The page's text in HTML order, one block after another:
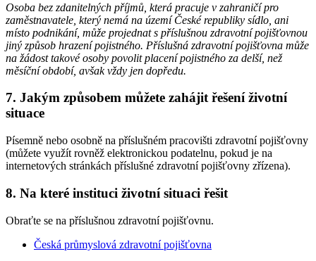
Osoba bez zdanitelných příjmů, která pracuje v zahraničí pro
zaměstnavatele, který nemá na území České republiky sídlo, ani
místo podnikání, může projednat s příslušnou zdravotní pojišťovnou
jiný způsob hrazení pojistného. Příslušná zdravotní pojišťovna může
na žádost takové osoby povolit placení pojistného za delší, než
měsíční období, avšak vždy jen dopředu.
7. Jakým způsobem můžete zahájit řešení životní
situace
Písemně nebo osobně na příslušném pracovišti zdravotní pojišťovny
(můžete využít rovněž elektronickou podatelnu, pokud je na
internetových stránkách příslušné zdravotní pojišťovny zřízena).
8. Na které instituci životní situaci řešit
Obraťte se na příslušnou zdravotní pojišťovnu.
Česká průmyslová zdravotní pojišťovna